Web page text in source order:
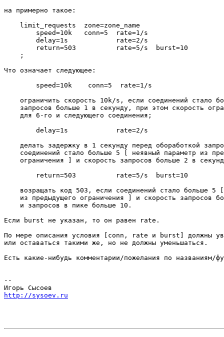
на примерно такое:
    limit_requests  zone=zone_name
        speed=10k   conn=5  rate=1/s
        delay=1s            rate=2/s
        return=503          rate=5/s  burst=10
    ;
Что означает следующее:
        speed=10k    conn=5  rate=1/s
ограничить скорость 10k/s, если соединений стало
запросов больше 1 в секунду, при этом скорость
    для 6-го и следующего соединения;
        delay=1s            rate=2/s
делать задержку в 1 секунду перед обоработкой
соединений стало больше 5 [ неявный параметр из
ограничения ] и скорость запросов больше 2 в
        return=503          rate=5/s  burst=10
возращать код 503, если соединений стало больше 5
из предыдущего ограничения ] и скорость запросов
    и запросов в пике больше 10.
Если burst не указан, то он равен rate.
По мере описания условия [conn, rate и burst] должны
или оставаться такими же, но не должны уменьшаться.
Есть какие-нибудь комментарии/пожелания по названиям/
--
http://sysoev.ru